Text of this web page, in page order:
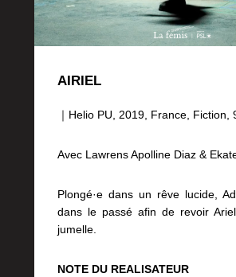
AIRIEL
｜Helio PU, 2019, France, Fiction,
Avec Lawrens Apolline Diaz &
Plongé·e dans un rêve lucide,
dans le passé afin de revoir
jumelle.
NOTE DU REALISATEUR